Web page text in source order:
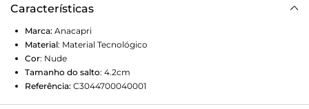
Características
Marca: Anacapri
Material: Material Tecnológico
Cor: Nude
Tamanho do salto: 4.2cm
Referência: C3044700040001